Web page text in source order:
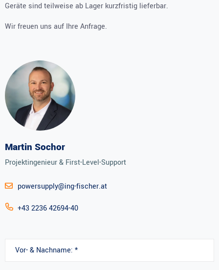
Geräte sind teilweise ab Lager kurzfristig lieferbar.
Wir freuen uns auf Ihre Anfrage.
Martin Sochor
Projektingenieur & First-Level-Support
powersupply@ing-fischer.at
+43 2236 42694-40